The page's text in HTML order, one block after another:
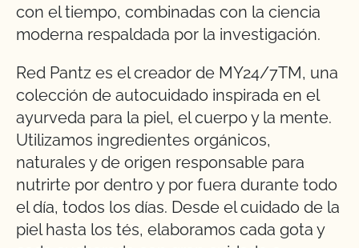
con el tiempo, combinadas con la ciencia
moderna respaldada por la investigación.
Red Pantz es el creador de MY24/7TM, una
colección de autocuidado inspirada en el
ayurveda para la piel, el cuerpo y la mente.
Utilizamos ingredientes orgánicos,
naturales y de origen responsable para
nutrirte por dentro y por fuera durante todo
el día, todos los días. Desde el cuidado de la
piel hasta los tés, elaboramos cada gota y